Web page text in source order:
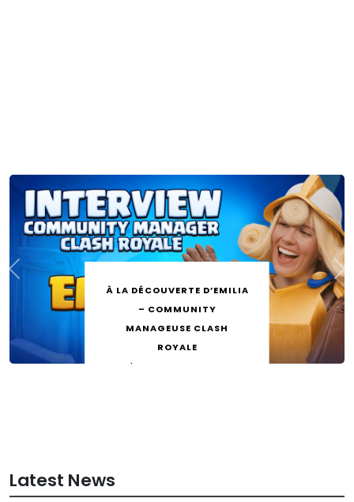
Nouveaux niveaux de
collection et
changements des
maîtrises
by
Latest News